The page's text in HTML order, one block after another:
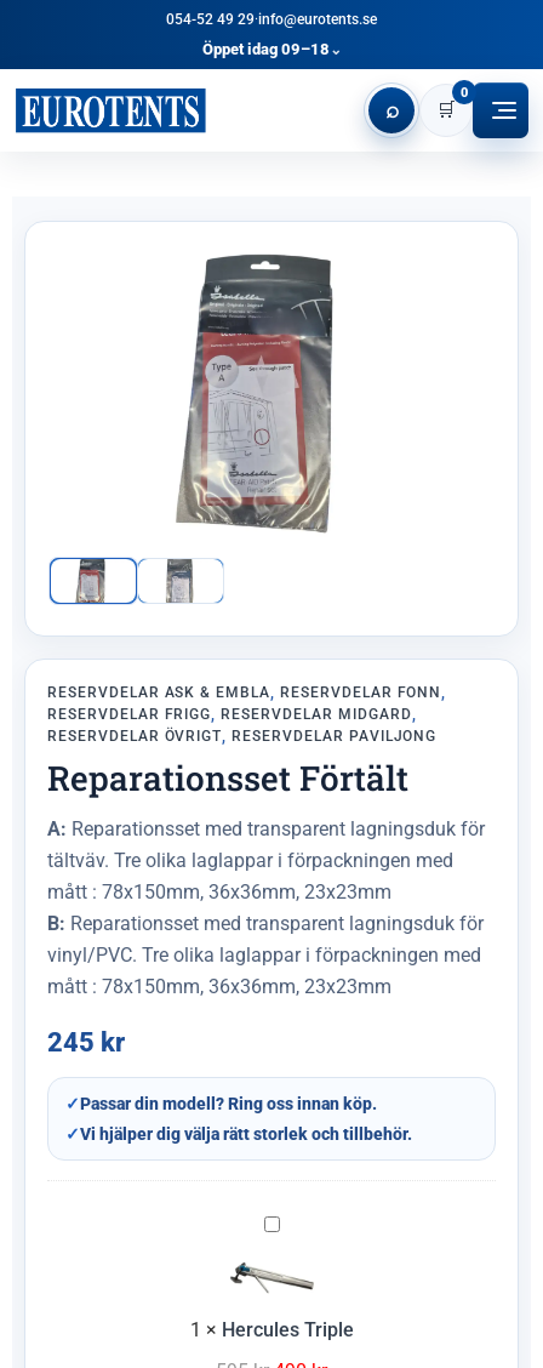
054-52 49 29·info@eurotents.se
Öppet idag 09–18 ⌄
⌕ 🛒
0
RESERVDELAR ASK & EMBLA, RESERVDELAR FONN,
RESERVDELAR FRIGG, RESERVDELAR MIDGARD,
RESERVDELAR ÖVRIGT, RESERVDELAR PAVILJONG
Reparationsset Förtält
A: Reparationsset med transparent lagningsduk för
tältväv. Tre olika laglappar i förpackningen med
mått : 78x150mm, 36x36mm, 23x23mm
B: Reparationsset med transparent lagningsduk för
vinyl/PVC. Tre olika laglappar i förpackningen med
mått : 78x150mm, 36x36mm, 23x23mm
245 kr
✓Passar din modell? Ring oss innan köp.
✓Vi hjälper dig välja rätt storlek och tillbehör.
Hercules
Triple
1 × Hercules Triple